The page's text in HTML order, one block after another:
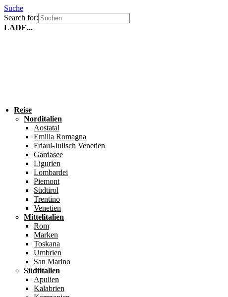
Suche
Search for:
LADE...
Reise
Norditalien
Aostatal
Emilia Romagna
Friaul-Julisch Venetien
Gardasee
Ligurien
Lombardei
Piemont
Südtirol
Trentino
Venetien
Mittelitalien
Rom
Marken
Toskana
Umbrien
San Marino
Südtitalien
Apulien
Kalabrien